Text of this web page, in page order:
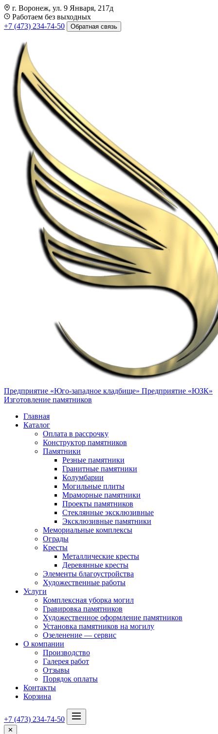
г. Воронеж, ул. 9 Января, 217д
Работаем без выходных
+7 (473) 234-74-50
Обратная связь
Предприятие «Юго-западное кладбище» Предприятие «ЮЗК»
Изготовление памятников
Главная
Каталог
Оплата в рассрочку
Конструктор памятников
Памятники
Резные памятники
Гранитные памятники
Колумбарии
Могильные плиты
Мраморные памятники
Проекты памятников
Стеклянные эксклюзивные
Эксклюзивные памятники
Мемориальные комплексы
Ограды
Кресты
Металлические кресты
Деревянные кресты
Элементы благоустройства
Художественные работы
Услуги
Комплексная уборка могил
Гравировка памятников
Художественное оформление памятников
Установка памятников на могилу
Озеленение — сервис
О компании
Производство
Галерея работ
Отзывы
Порядок оплаты
Контакты
Корзина
+7 (473) 234-74-50
✕